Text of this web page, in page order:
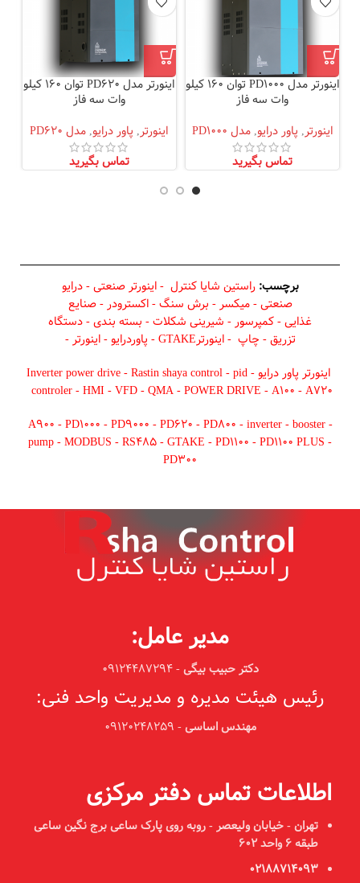
اینورتر مدل PD1000 توان 160 کیلو
وات سه فاز
اینورتر, پاور درایو,مدل PD1000
تماس بگیرید
اینورتر مدل PD620 توان 160 کیلو
وات سه فاز
اینورتر, پاور درایو,مدل PD620
تماس بگیرید
برچسب:راستین شایا کنترل -اینورتر صنعتی-درایو
صنعتی-میکسر- برش سنگ-اکسترودر-صنایع
غذایی-کمپرسور- شیرینی شکلات- بسته بندی-دستگاه
تزریق- چاپ -اینورترGTAKE - پاوردرایو-اینورتر-
اینورتر پاور درایو-
Inverter power drive-Rastin shaya control-pid
controler-HMI -VFD-QMA-POWER DRIVE -A100 -A720
-
A900 -PD1000 -PD9000 -PD620 -PD800 -inverter-booster
pump-MODBUS -RS485-GTAKE -PD1100 -PD1100 PLUS -
PD300
مدیر عامل:
دکتر حبیب بیگی-
09124487294
رئیس هیئت مدیره و مدیریت واحد فنی:
مهندس اساسی-
09120248259
اطلاعات تماس دفتر مرکزی
تهران - خیابان ولیعصر - روبه روی پارک ساعیبرج نگین ساعی
طبقه ۶ واحد ۶۰۲
02188714093